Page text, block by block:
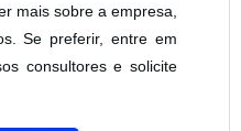
mais sobre a empresa,
Se preferir, entre em
consultores e solicite